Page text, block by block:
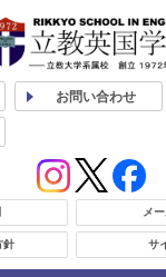
お問い合わせ
メ
針 サ